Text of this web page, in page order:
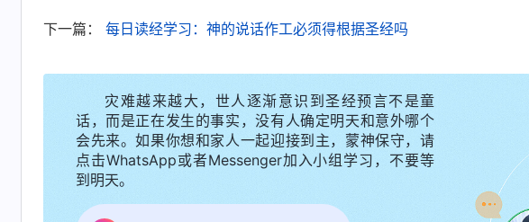
下一篇： 每日读经学习：神的说话作工必须得根据圣经吗
灾难越来越大，世人逐渐意识到圣经预言不是童
话，而是正在发生的事实，没有人确定明天和意外哪个
会先来。如果你想和家人一起迎接到主，蒙神保守，请
点击WhatsApp或者Messenger加入小组学习，不要等
到明天。